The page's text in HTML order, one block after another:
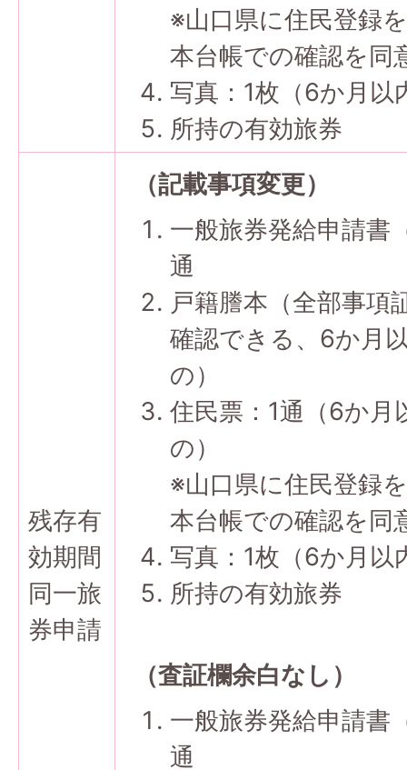
※山口県に住民登録
本台帳での確認を同
写真：1枚（6か月
所持の有効旅券
残存有
効期間
同一旅
券申請
（記載事項変更）
一般旅券発給申請書
通
戸籍謄本（全部事項
確認できる、6か月
の）
住民票：1通（6か月
の）
※山口県に住民登録
本台帳での確認を同
写真：1枚（6か月
所持の有効旅券
（査証欄余白なし）
一般旅券発給申請書
通